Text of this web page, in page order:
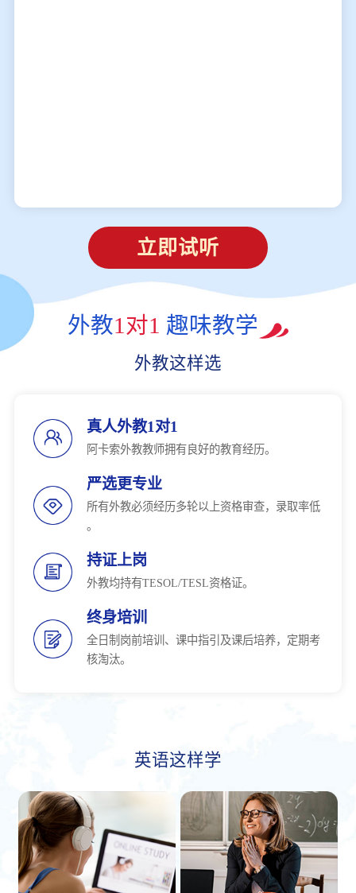
立即试听
外教1对1 趣味教学
外教这样选
真人外教1对1
阿卡索外教教师拥有良好的教育经历。
严选更专业
所有外教必须经历多轮以上资格审查，录取率低
。
持证上岗
外教均持有TESOL/TESL资格证。
终身培训
全日制岗前培训、课中指引及课后培养，定期考
核淘汰。
英语这样学